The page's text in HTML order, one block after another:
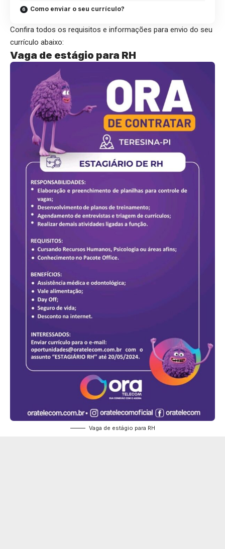
Como enviar o seu currículo?
Confira todos os requisitos e informações para envio do seu
currículo abaixo:
Vaga de estágio para RH
Vaga de estágio para RH